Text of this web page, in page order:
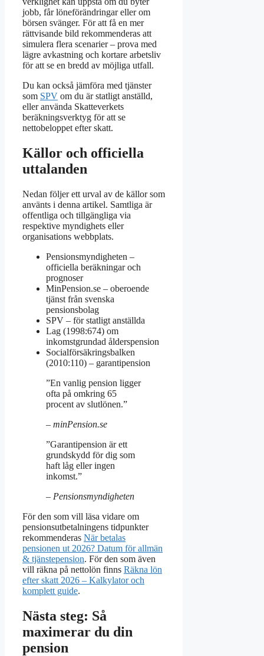
jobb, får löneförändringar eller om
börsen svänger. För att få en mer
rättvisande bild rekommenderas att
simulera flera scenarier – prova med
lägre avkastning och kortare arbetsliv
för att se en bredd av möjliga utfall.
Du kan också jämföra med tjänster
som SPV om du är statligt anställd,
eller använda Skatteverkets
beräkningsverktyg för att se
nettobeloppet efter skatt.
Källor och officiella
uttalanden
Nedan följer ett urval av de källor som
använts i denna artikel. Samtliga är
offentliga och tillgängliga via
respektive myndighets eller
organisations webbplats.
Pensionsmyndigheten –
officiella beräkningar och
prognoser
MinPension.se – oberoende
tjänst från svenska
pensionsbolag
SPV – för statligt anställda
Lag (1998:674) om
inkomstgrundad ålderspension
Socialförsäkringsbalken
(2010:110) – garantipension
”En vanlig pension ligger
ofta på omkring 65
procent av slutlönen.”
– minPension.se
”Garantipension är ett
grundskydd för dig som
haft låg eller ingen
inkomst.”
– Pensionsmyndigheten
För den som vill läsa vidare om
pensionsutbetalningens tidpunkter
rekommenderas När betalas
pensionen ut 2026? Datum för allmän
& tjänstepension. För den som även
vill räkna på nettolön finns Räkna lön
efter skatt 2026 – Kalkylator och
komplett guide.
Nästa steg: Så
maximerar du din
pension